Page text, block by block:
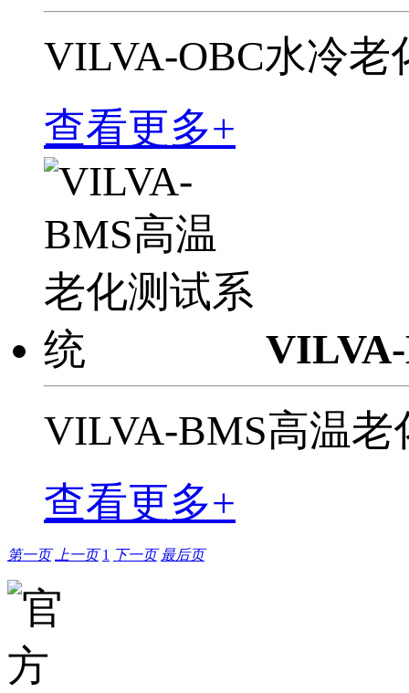
VILVA-OBC水冷老
查看更多+
VILVA-BMS高温老
查看更多+
第一页 上一页 1 下一页 最后页